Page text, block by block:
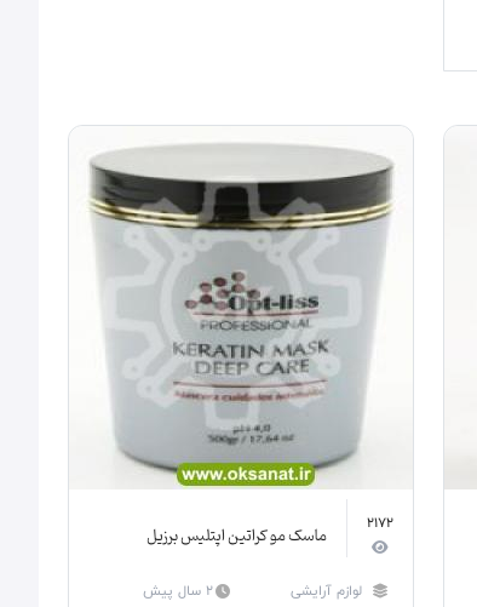
2172 ماسک مو کراتین اپتلیس برزیل
لوازم آرایشی 2 سال پیش